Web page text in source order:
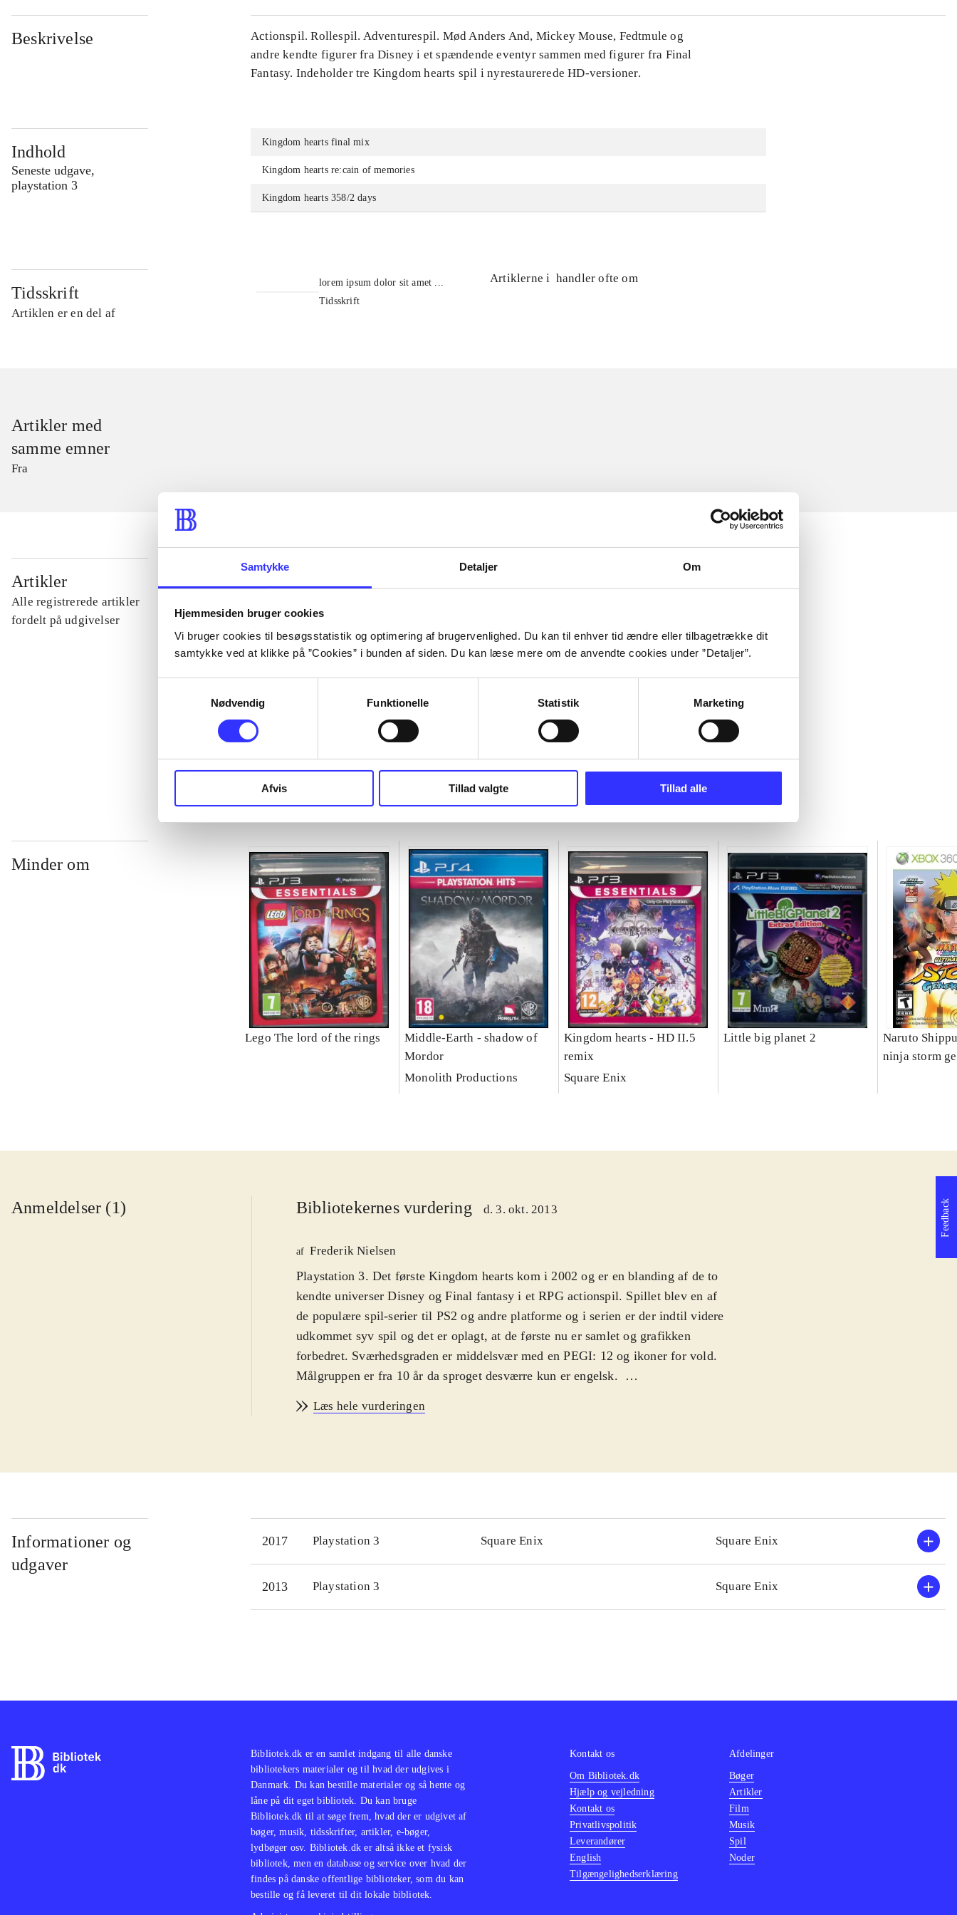
Samtykke Detaljer Om
Hjemmesiden bruger cookies
Vi bruger cookies til besøgsstatistik og optimering af brugervenlighed. Du kan til enhver tid ændre eller tilbagetrække dit
samtykke ved at klikke på ”Cookies” i bunden af siden. Du kan læse mere om de anvendte cookies under ”Detaljer”.
Nødvendig
Funktionelle Statistik Marketing
Afvis Tillad valgte Tillad alle
Beskrivelse
Actionspil. Rollespil. Adventurespil. Mød Anders And, Mickey Mouse, Fedtmule og
andre kendte figurer fra Disney i et spændende eventyr sammen med figurer fra Final
Fantasy. Indeholder tre Kingdom hearts spil i nyrestaurerede HD-versioner.
Indhold
Seneste udgave,
playstation 3
Kingdom hearts final mix
Kingdom hearts re:cain of memories
Kingdom hearts 358/2 days
Tidsskrift
Artiklen er en del af
lorem ipsum dolor sit amet ...
Tidsskrift
Artiklerne i handler ofte om
Artikler med
samme emner
Fra
Artikler
Alle registrerede artikler
fordelt på udgivelser
...
...
...
...
Minder om
Lego The lord of the rings
Middle-Earth - shadow of
Mordor
Monolith Productions
Kingdom hearts - HD II.5
remix
Square Enix
Little big planet 2
Naruto
ninja storm
Anmeldelser (1) Bibliotekernes vurdering d. 3. okt. 2013
af Frederik Nielsen
Playstation 3. Det første Kingdom hearts kom i 2002 og er en blanding af de to
kendte universer Disney og Final fantasy i et RPG actionspil. Spillet blev en af
de populære spil-serier til PS2 og andre platforme og i serien er der indtil videre
udkommet syv spil og det er oplagt, at de første nu er samlet og grafikken
forbedret. Sværhedsgraden er middelsvær med en PEGI: 12 og ikoner for vold.
Målgruppen er fra 10 år da sproget desværre kun er engelsk.
forskellige verdner inspireret af kendte Disney historier. Pakken indeholder de
Magic: The gathering, hvor du kæmper med kort imod modstandere og samler
Days" er ikke spilbart men består kun af mellemsekvenserne fra spillet.
Styringen, kameraføringen, grafikken og selve spillet er forbedret og med mere
Vesten og Østen men ellers har Sony efterhånden genudgivet flere af de ældre
Læs hele vurderingen
Informationer og
udgaver
2017 Playstation 3 Square Enix Square Enix
2013 Playstation 3 Square Enix
Feedback
Bibliotek.dk er en samlet indgang til alle danske
bibliotekers materialer og til hvad der udgives i
Danmark. Du kan bestille materialer og så hente og
låne på dit eget bibliotek. Du kan bruge
Bibliotek.dk til at søge frem, hvad der er udgivet af
bøger, musik, tidsskrifter, artikler, e-bøger,
lydbøger osv. Bibliotek.dk er altså ikke et fysisk
bibliotek, men en database og service over hvad der
findes på danske offentlige biblioteker, som du kan
bestille og få leveret til dit lokale bibliotek.
Kontakt os
Om Bibliotek.dk
Hjælp og vejledning
Kontakt os
Privatlivspolitik
Leverandører
English
Tilgængelighedserklæring
Afdelinger
Bøger
Artikler
Film
Musik
Spil
Noder